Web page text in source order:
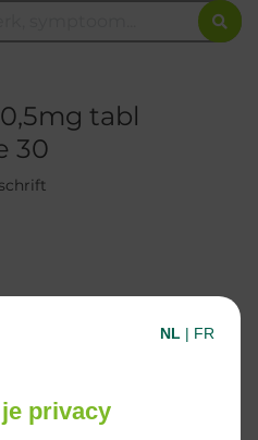
tabl
30
NL | FR
privacy